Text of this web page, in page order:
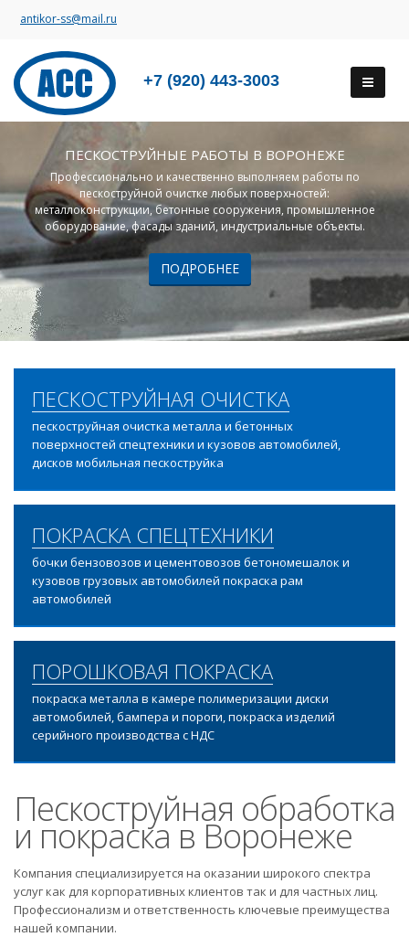
antikor-ss@mail.ru
+7 (920) 443-3003
ПЕСКОСТРУЙНЫЕ РАБОТЫ В ВОРОНЕЖЕ
Профессионально и качественно выполняем работы по
пескоструйной очистке любых поверхностей:
металлоконструкции, бетонные сооружения, промышленное
оборудование, фасады зданий, индустриальные объекты.
ПОДРОБНЕЕ
ПЕСКОСТРУЙНАЯ ОЧИСТКА
пескоструйная очистка металла и бетонных
поверхностей спецтехники и кузовов автомобилей,
дисков мобильная пескоструйка
ПОКРАСКА СПЕЦТЕХНИКИ
бочки бензовозов и цементовозов бетономешалок и
кузовов грузовых автомобилей покраска рам
автомобилей
ПОРОШКОВАЯ ПОКРАСКА
покраска металла в камере полимеризации диски
автомобилей, бампера и пороги, покраска изделий
серийного производства с НДС
Пескоструйная обработка
и покраска в Воронеже
Компания специализируется на оказании широкого спектра
услуг как для корпоративных клиентов так и для частных лиц.
Профессионализм и ответственность ключевые преимущества
нашей компании.